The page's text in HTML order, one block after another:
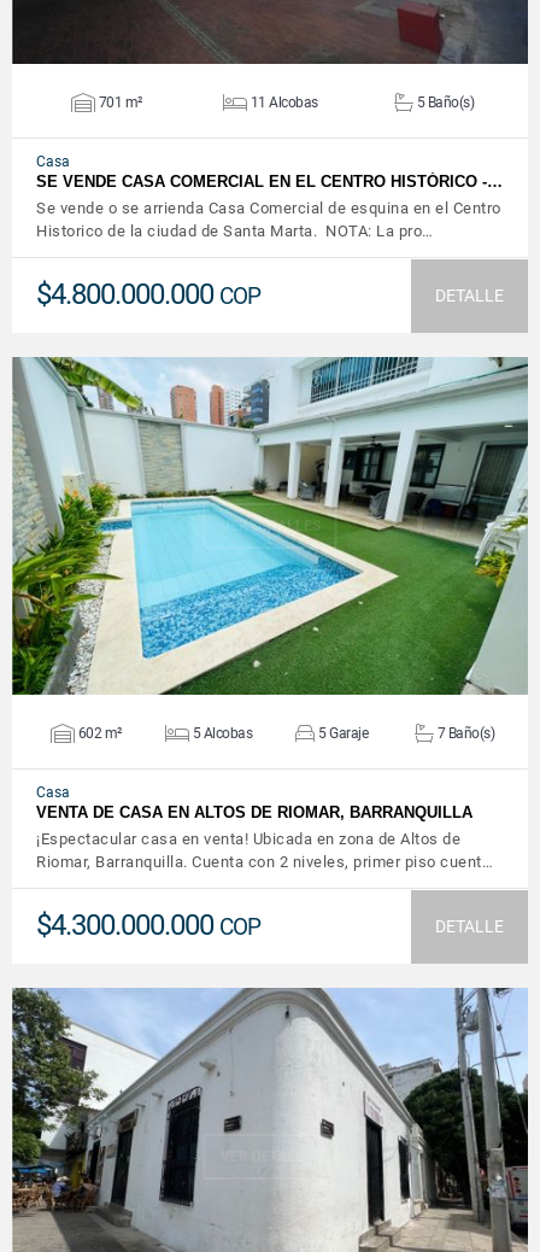
701 m² 11 Alcobas 5 Baño(s)
Casa
SE VENDE CASA COMERCIAL EN EL CENTRO HISTÓRICO -…
Se vende o se arrienda Casa Comercial de esquina en el Centro
Historico de la ciudad de Santa Marta. NOTA: La pro…
$4.800.000.000 COP DETALLE
VER DETALLES
602 m² 5 Alcobas 5 Garaje 7 Baño(s)
Casa
VENTA DE CASA EN ALTOS DE RIOMAR, BARRANQUILLA
¡Espectacular casa en venta! Ubicada en zona de Altos de
Riomar, Barranquilla. Cuenta con 2 niveles, primer piso cuent…
$4.300.000.000 COP DETALLE